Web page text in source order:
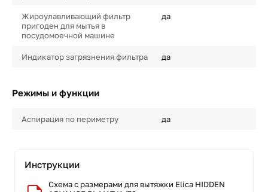
Жироулавливающий фильтр
пригоден для мытья в
посудомоечной машине
да
Индикатор загрязнения фильтра да
Режимы и функции
Аспирация по периметру да
Инструкции
Схема с размерами для вытяжки Elica HIDDEN